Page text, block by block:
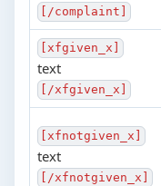
[/complaint]
[xfgiven_x]
text
[/xfgiven_x]
[xfnotgiven_x]
text
[/xfnotgiven_x]